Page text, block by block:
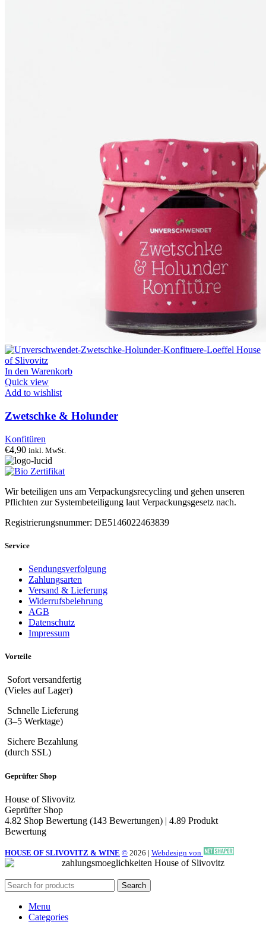
In den Warenkorb
Quick view
Add to wishlist
Zwetschke & Holunder
Konfitüren
€4,90 inkl. MwSt.
Wir beteiligen uns am Verpackungsrecycling und gehen unseren
Pflichten zur Systembeteiligung laut Verpackungsgesetz nach.
Registrierungsnummer: DE5146022463839
Service
Sendungsverfolgung
Zahlungsarten
Versand & Lieferung
Widerrufsbelehrung
AGB
Datenschutz
Impressum
Vorteile
Sofort versandfertig
(Vieles auf Lager)
Schnelle Lieferung
(3–5 Werktage)
Sichere Bezahlung
(durch SSL)
Geprüfter Shop
House of Slivovitz
Geprüfter Shop
4.82 Shop Bewertung (143 Bewertungen) | 4.89 Produkt
Bewertung
HOUSE OF SLIVOVITZ & WINE © 2026 | Webdesign von
Search
Menu
Categories